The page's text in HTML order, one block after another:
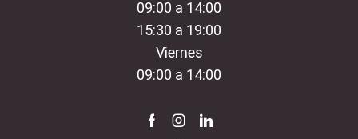
09:00 a 14:00
15:30 a 19:00
Viernes
09:00 a 14:00
Facebook
Instagram
Linkedin